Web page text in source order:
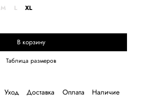
В корзину
Выберите размер
Таблица размеров
M L XL
Уход Доставка Оплата Наличие